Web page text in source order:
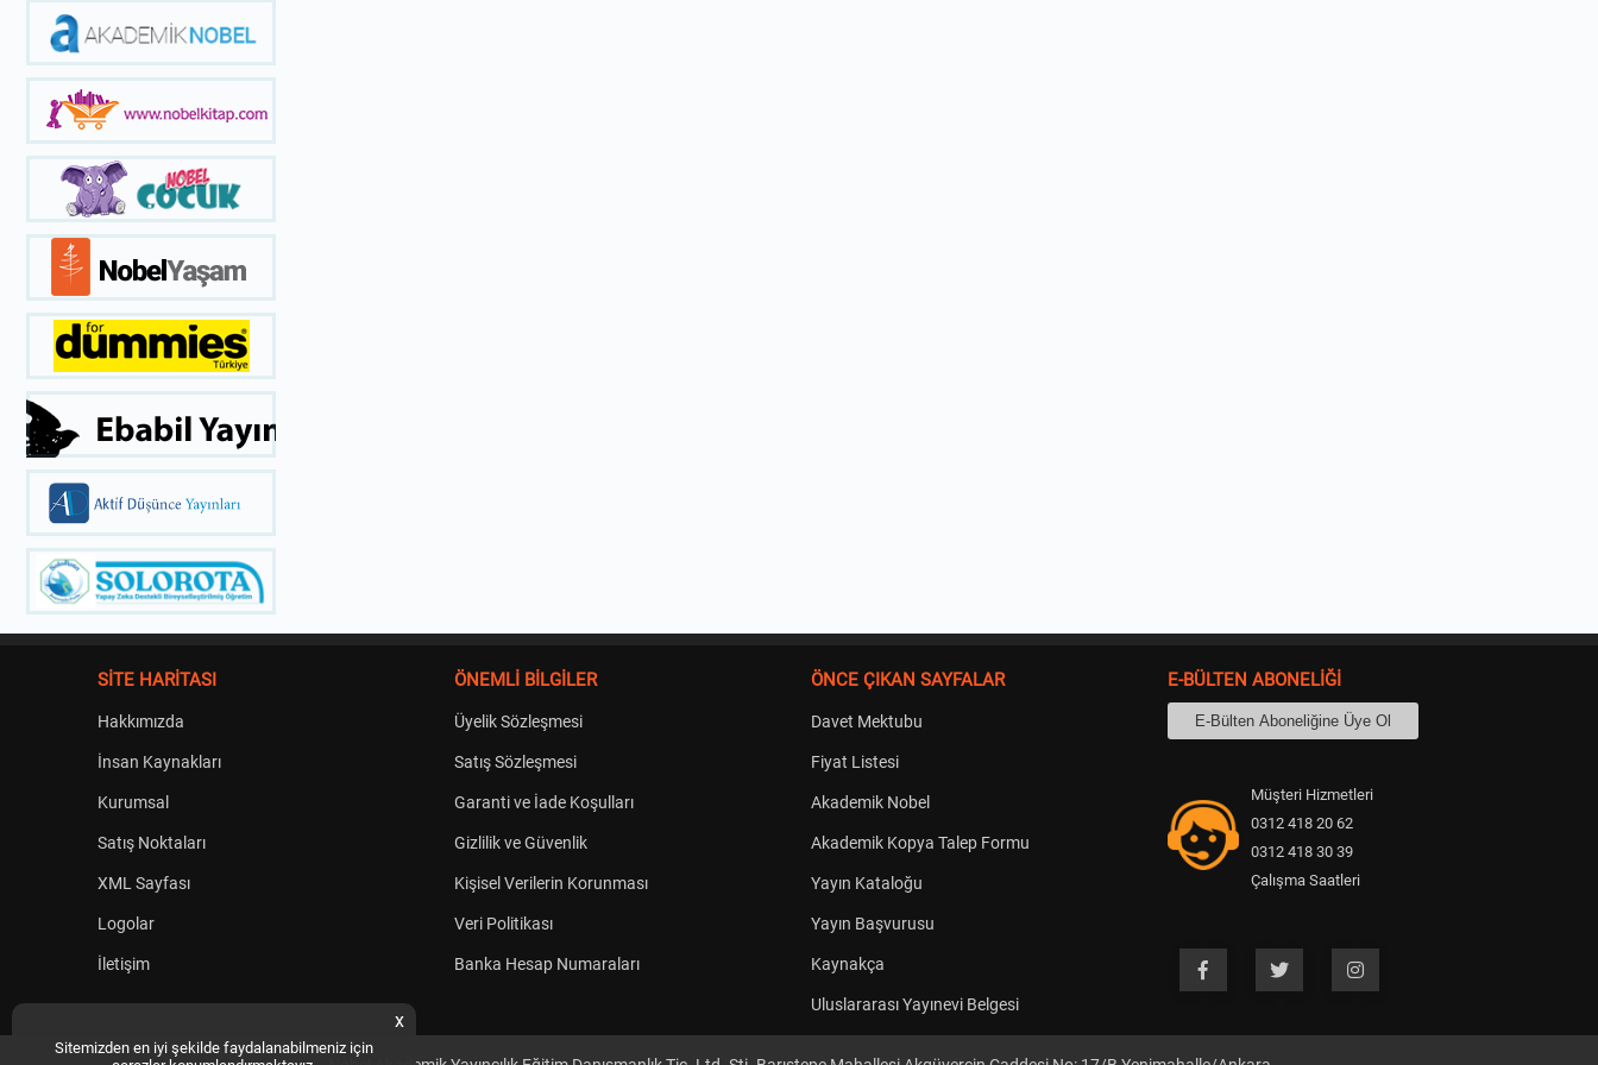
SİTE HARİTASI
Hakkımızda
İnsan Kaynakları
Kurumsal
Satış Noktaları
XML Sayfası
Logolar
İletişim
ÖNEMLİ BİLGİLER
Üyelik Sözleşmesi
Satış Sözleşmesi
Garanti ve İade Koşulları
Gizlilik ve Güvenlik
Kişisel Verilerin Korunması
Veri Politikası
Banka Hesap Numaraları
ÖNCE ÇIKAN SAYFALAR
Davet Mektubu
Fiyat Listesi
Akademik Nobel
Akademik Kopya Talep Formu
Yayın Kataloğu
Yayın Başvurusu
Kaynakça
Uluslararası Yayınevi Belgesi
E-BÜLTEN ABONELİĞİ
Müşteri Hizmetleri
0312 418 20 62
0312 418 30 39
Çalışma Saatleri
x
Sitemizden en iyi şekilde faydalanabilmeniz için